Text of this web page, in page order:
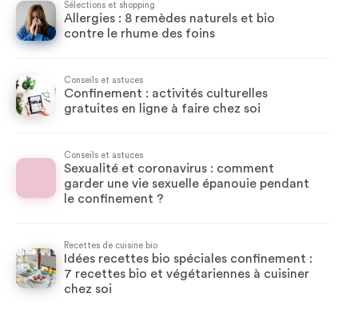
Sélections et shopping
Allergies : 8 remèdes naturels et bio
contre le rhume des foins
Conseils et astuces
Confinement : activités culturelles
gratuites en ligne à faire chez soi
Conseils et astuces
Sexualité et coronavirus : comment
garder une vie sexuelle épanouie pendant
le confinement ?
Recettes de cuisine bio
Idées recettes bio spéciales confinement :
7 recettes bio et végétariennes à cuisiner
chez soi